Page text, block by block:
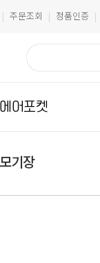
| 주문조회 | 정품인증 |
에어포켓
기장